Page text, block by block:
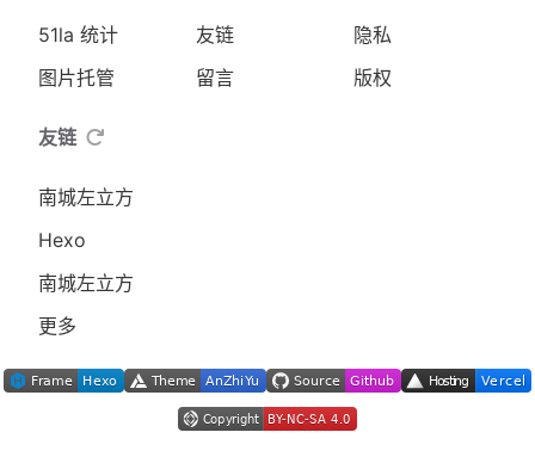
51la 统计
图片托管
友链
留言
隐私
版权
友链
南城左立方
Hexo
南城左立方
更多